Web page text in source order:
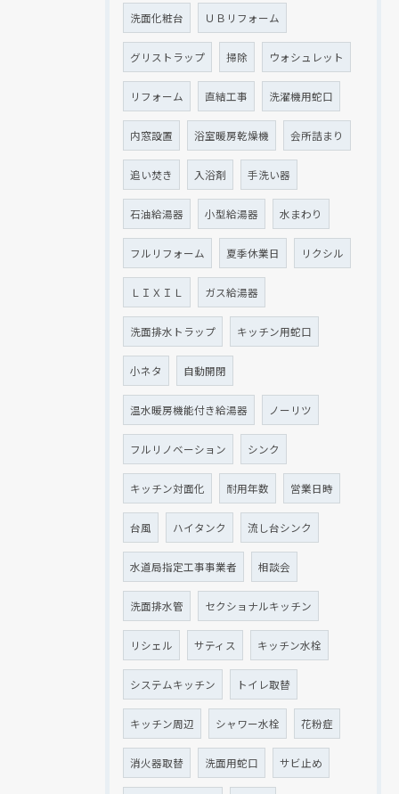
洗面化粧台 ＵＢリフォーム
グリストラップ 掃除 ウォシュレット
リフォーム 直結工事 洗濯機用蛇口
内窓設置 浴室暖房乾燥機 会所詰まり
追い焚き 入浴剤 手洗い器
石油給湯器 小型給湯器 水まわり
フルリフォーム 夏季休業日 リクシル
ＬＩＸＩＬ ガス給湯器
洗面排水トラップ キッチン用蛇口
小ネタ 自動開閉
温水暖房機能付き給湯器 ノーリツ
フルリノベーション シンク
キッチン対面化 耐用年数 営業日時
台風 ハイタンク 流し台シンク
水道局指定工事事業者 相談会
洗面排水管 セクショナルキッチン
リシェル サティス キッチン水栓
システムキッチン トイレ取替
キッチン周辺 シャワー水栓 花粉症
消火器取替 洗面用蛇口 サビ止め